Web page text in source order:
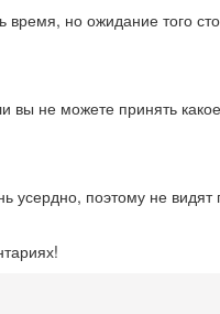
но ожидание того
вы не можете принять
поэтому не